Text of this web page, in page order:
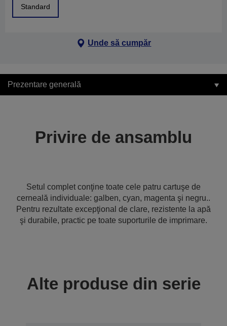
Standard
Unde să cumpăr
Prezentare generală
Privire de ansamblu
Setul complet conţine toate cele patru cartuşe de
cerneală individuale: galben, cyan, magenta şi negru..
Pentru rezultate excepţional de clare, rezistente la apă
şi durabile, practic pe toate suporturile de imprimare.
Alte produse din serie